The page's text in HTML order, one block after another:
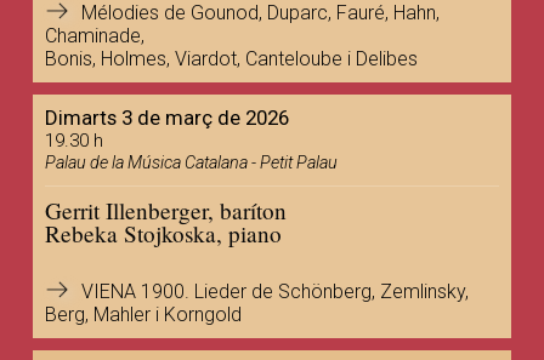
Mélodies de Gounod, Duparc, Fauré, Hahn,
Chaminade,
Bonis, Holmes, Viardot, Canteloube i Delibes
Dimarts 3 de març de 2026
19.30 h
Palau de la Música Catalana - Petit Palau
Gerrit Illenberger, baríton
Rebeka Stojkoska, piano
VIENA 1900. Lieder de Schönberg, Zemlinsky,
Berg, Mahler i Korngold